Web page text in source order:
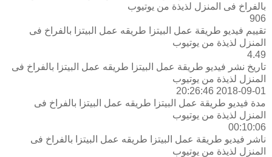
بالفراخ فى المنزل لذيذة من يوتيوب
906
تقييم فيديو طريقة عمل البيتزا طريقه عمل البيتزا بالفراخ فى
المنزل لذيذة من يوتيوب
4.49
تاريخ نشر فيديو طريقة عمل البيتزا طريقه عمل البيتزا بالفراخ فى
المنزل لذيذة من يوتيوب
2018-09-01 20:26:46
مدة فيديو طريقة عمل البيتزا طريقه عمل البيتزا بالفراخ فى
المنزل لذيذة من يوتيوب
00:10:06
ناشر فيديو طريقة عمل البيتزا طريقه عمل البيتزا بالفراخ فى
المنزل لذيذة من يوتيوب